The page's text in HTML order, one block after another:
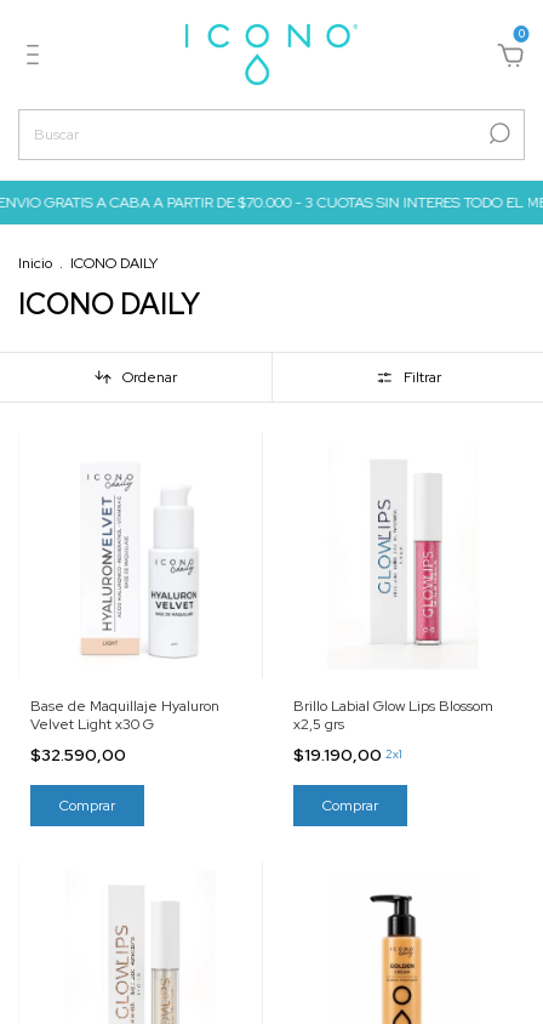
0
A CABA A PARTIR DE $70.000 - 3 CUOTAS SIN INTERES TODO EL MES
Inicio . ICONO DAILY
ICONO DAILY
Ordenar Filtrar
Base de Maquillaje Hyaluron
Velvet Light x30 G
$32.590,00
Brillo Labial Glow Lips Blossom
x2,5 grs
$19.190,00 2x1